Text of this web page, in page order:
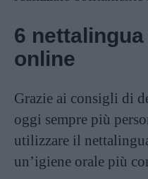
6
online
Grazie ai consigli di
oggi sempre più
utilizzare il
un’igiene orale più